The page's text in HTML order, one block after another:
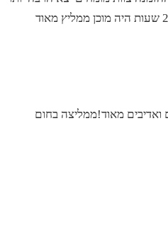
מאוד!ממליצה בחום